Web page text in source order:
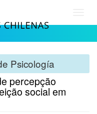
Psicología
percepção
social em